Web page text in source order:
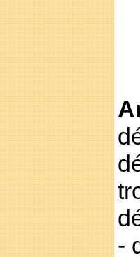
-